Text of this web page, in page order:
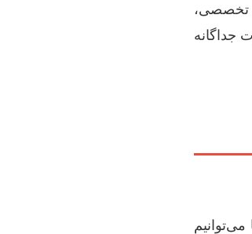
تخصصی،
جداگانه